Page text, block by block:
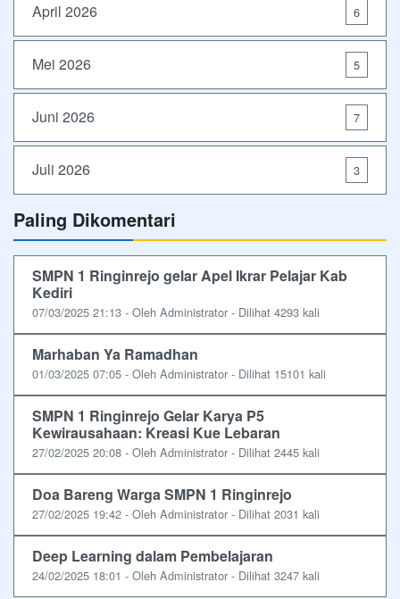
April 2026 6
Mei 2026 5
Juni 2026 7
Juli 2026 3
Paling Dikomentari
SMPN 1 Ringinrejo gelar Apel Ikrar Pelajar Kab
Kediri
07/03/2025 21:13 - Oleh Administrator - Dilihat 4293 kali
Marhaban Ya Ramadhan
01/03/2025 07:05 - Oleh Administrator - Dilihat 15101 kali
SMPN 1 Ringinrejo Gelar Karya P5
Kewirausahaan: Kreasi Kue Lebaran
27/02/2025 20:08 - Oleh Administrator - Dilihat 2445 kali
Doa Bareng Warga SMPN 1 Ringinrejo
27/02/2025 19:42 - Oleh Administrator - Dilihat 2031 kali
Deep Learning dalam Pembelajaran
24/02/2025 18:01 - Oleh Administrator - Dilihat 3247 kali